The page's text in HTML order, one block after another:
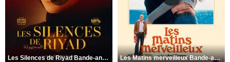
Les Silences de Riyad Bande-annonce VO STFR Les Matins merveilleux Bande-annonce VF